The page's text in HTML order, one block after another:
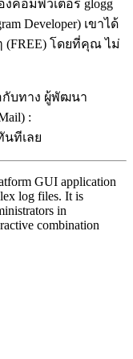
งคอมพิวเตอร์ glogg
Developer) เขาได้
โดยที่คุณ ไม่
บทาง ผู้พัฒนา
:
นทีเลย
GUI application
log files. It is
in
combination